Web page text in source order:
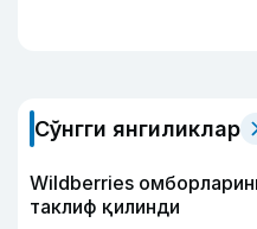
Сўнгги янгиликлар
Wildberries
таклиф қилинди